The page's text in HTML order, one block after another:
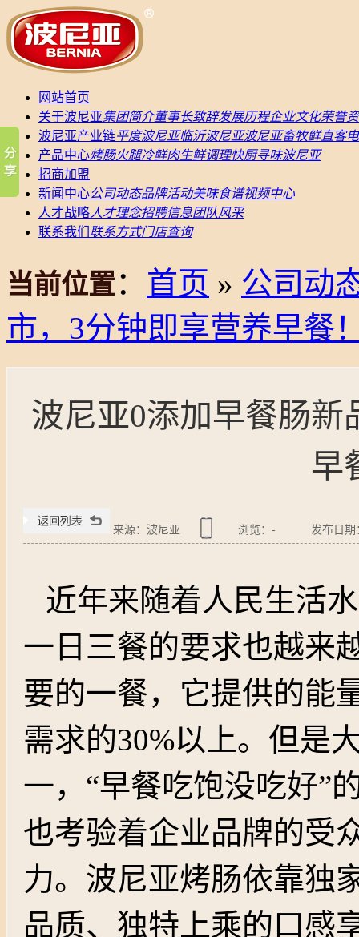
网站首页
关于波尼亚集团简介董事长致辞发展历程企业文化荣誉
波尼亚产业链平度波尼亚临沂波尼亚波尼亚畜牧鲜直客
产品中心烤肠火腿冷鲜肉生鲜调理快厨寻味波尼亚
招商加盟
新闻中心公司动态品牌活动美味食谱视频中心
人才战略人才理念招聘信息团队风采
联系我们 联系方式门店查询
当前位置： 首页 » 公司动
市，3分钟即享营养早餐
波尼亚0添加早餐肠新
早
来源：波尼亚 浏览： - 发布日期
近年来随着人民生活
一日三餐的要求也越来
要的一餐，它提供的能
需求的30%以上。但是
一，“早餐吃饱没吃好”
也考验着企业品牌的受
力。波尼亚烤肠依靠独
品质、独特上乘的口感